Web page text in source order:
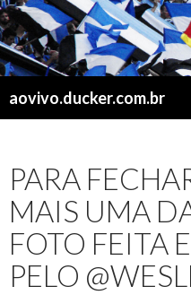
aovivo.ducker.com.br
PARA
MAIS UMA
FOTO FEITA
PELO